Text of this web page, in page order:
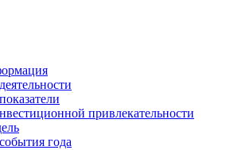
привлекательности
года